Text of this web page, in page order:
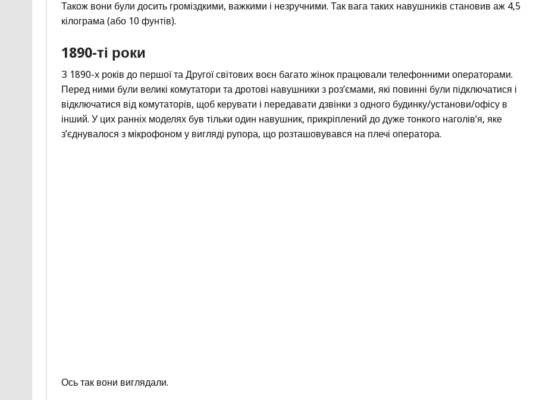
Також вони були досить громіздкими, важкими і незручними. Так вага таких навушників становив аж 4,5
кілограма (або 10 фунтів).
1890-ті роки
З 1890-х років до першої та Другої світових воєн багато жінок працювали телефонними операторами.
Перед ними були великі комутатори та дротові навушники з роз’ємами, які повинні були підключатися і
відключатися від комутаторів, щоб керувати і передавати дзвінки з одного будинку/установи/офісу в
інший. У цих ранніх моделях був тільки один навушник, прикріплений до дуже тонкого наголів’я, яке
з’єднувалося з мікрофоном у вигляді рупора, що розташовувався на плечі оператора.
Ось так вони виглядали.